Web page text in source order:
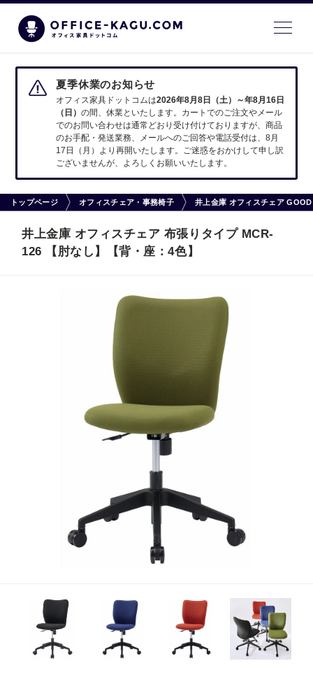
夏季休業のお知らせ
オフィス家具ドットコムは2026年8月8日（土）～年8月16日
（日）の間、休業といたします。カートでのご注文やメール
でのお問い合わせは通常どおり受け付けておりますが、商品
のお手配・発送業務、メールへのご回答や電話受付は、8月
17日（月）より再開いたします。ご迷惑をおかけして申し訳
ございませんが、よろしくお願いいたします。
トップページ オフィスチェア・事務椅子 井上金庫 オフィスチェア
井上金庫 オフィスチェア 布張りタイプ MCR-
126 【肘なし】【背・座：4色】